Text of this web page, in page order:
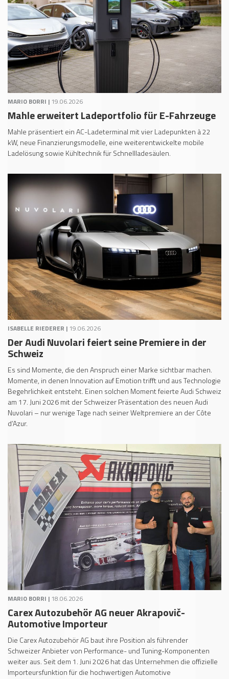
MARIO BORRI | 19.06.2026
Mahle erweitert Ladeportfolio für E-Fahrzeuge
Mahle präsentiert ein AC-Ladeterminal mit vier Ladepunkten à 22
kW, neue Finanzierungsmodelle, eine weiterentwickelte mobile
Ladelösung sowie Kühltechnik für Schnellladesäulen.
ISABELLE RIEDERER | 19.06.2026
Der Audi Nuvolari feiert seine Premiere in der
Schweiz
Es sind Momente, die den Anspruch einer Marke sichtbar machen.
Momente, in denen Innovation auf Emotion trifft und aus Technologie
Begehrlichkeit entsteht. Einen solchen Moment feierte Audi Schweiz
am 17. Juni 2026 mit der Schweizer Präsentation des neuen Audi
Nuvolari – nur wenige Tage nach seiner Weltpremiere an der Côte
d’Azur.
MARIO BORRI | 18.06.2026
Carex Autozubehör AG neuer Akrapovič-
Automotive Importeur
Die Carex Autozubehör AG baut ihre Position als führender
Schweizer Anbieter von Performance- und Tuning-Komponenten
weiter aus. Seit dem 1. Juni 2026 hat das Unternehmen die offizielle
Importeursfunktion für die hochwertigen Automotive